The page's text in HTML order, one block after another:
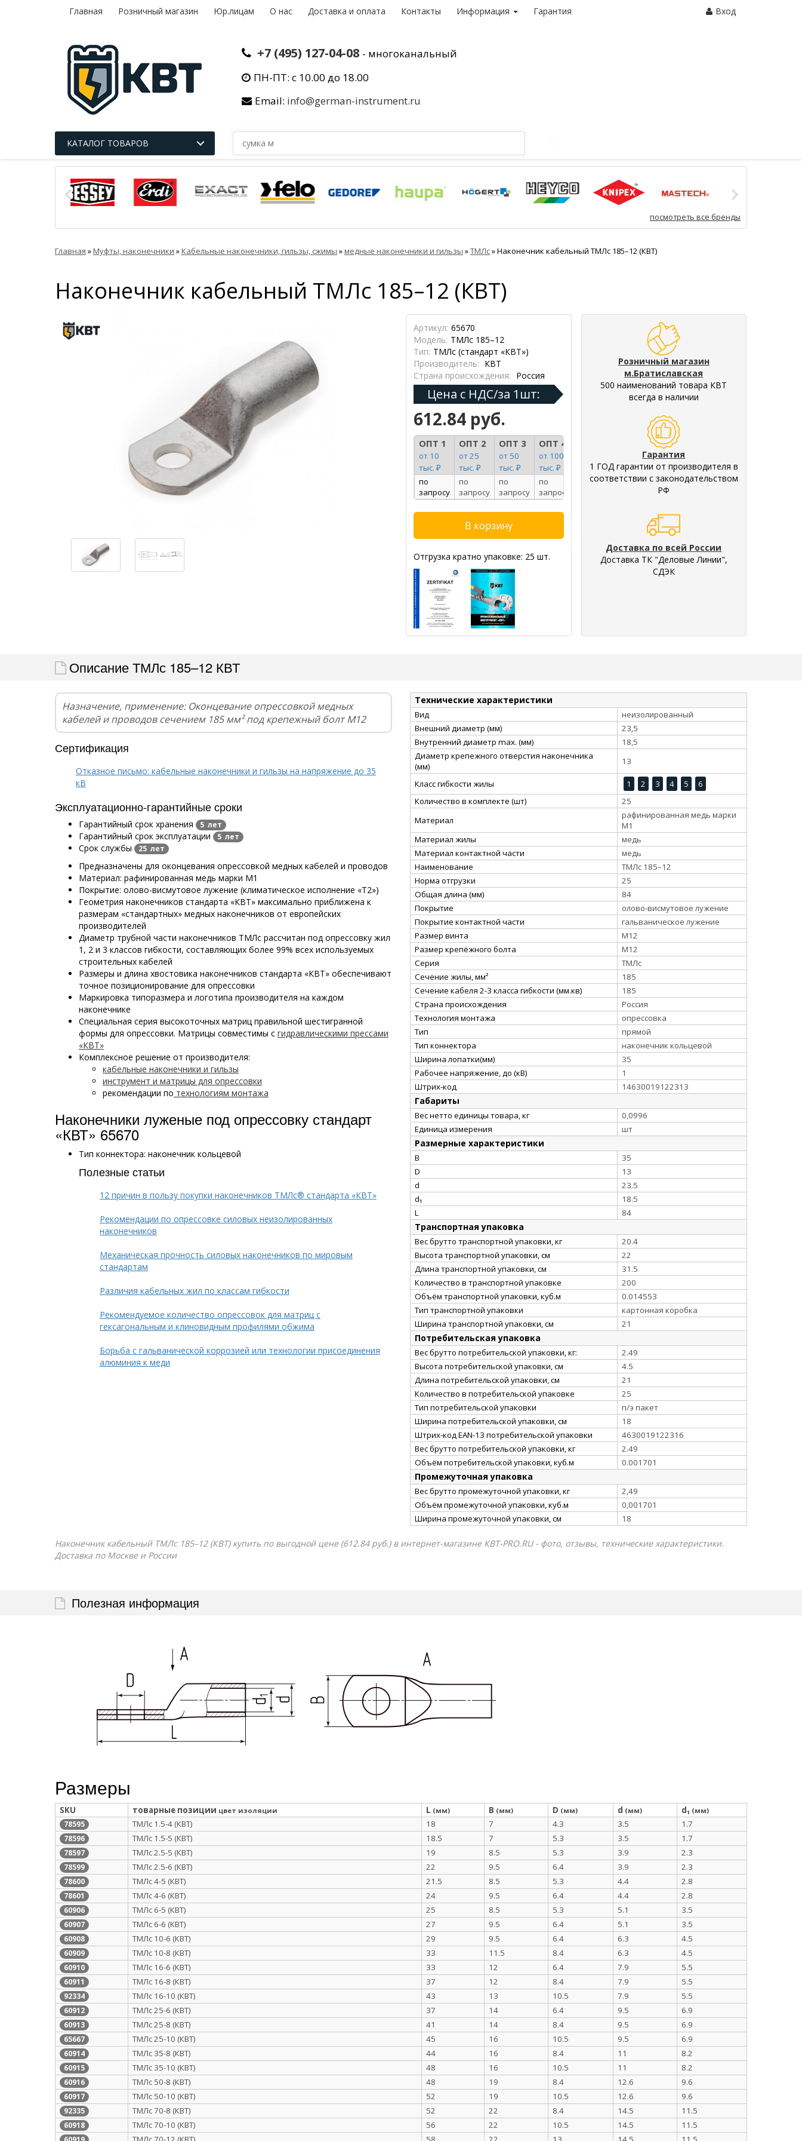
Главная Розничный магазин Юр.лицам О нас Доставка и оплата Контакты Информация Гарантия Вход
+7 (495) 127-04-08 - многоканальный
ПН-ПТ: с 10.00 до 18.00
Email: info@german-instrument.ru
КАТАЛОГ ТОВАРОВ
посмотреть все бренды
Главная »Муфты, наконечники »Кабельные наконечники, гильзы, сжимы »медные наконечники и гильзы »ТМЛс»Наконечник кабельный ТМЛс 185–12 (КВТ)
Наконечник кабельный ТМЛс 185–12 (КВТ)
Артикул: 65670
Модель: ТМЛс 185–12
Тип: ТМЛс (стандарт «КВТ»)
Производитель: КВТ
Страна происхождения: Россия
Цена с НДС/за 1шт:
612.84 руб.
ОПТ 1
от 10
тыс. ₽
ОПТ 2
от 25
тыс. ₽
ОПТ 3
от 50
тыс. ₽
ОПТ 4
от 100
тыс. ₽
по
запросу
по
запросу
по
запросу
по
запросу
Отгрузка кратно упаковке: 25 шт.
Розничный магазин
м.Братиславская
500 наименований товара КВТ
всегда в наличии
Гарантия
1 ГОД гарантии от производителя в
соответствии с законодательством
РФ
Доставка по всей России
Доставка ТК "Деловые Линии",
СДЭК
Описание ТМЛс 185–12 КВТ
Назначение, применение: Оконцевание опрессовкой медных
кабелей и проводов сечением 185 мм² под крепежный болт М12
Сертификация
Отказное письмо: кабельные наконечники и гильзы на напряжение до 35
кВ
Эксплуатационно-гарантийные сроки
Гарантийный срок хранения 5 лет
Гарантийный срок эксплуатации 5 лет
Срок службы 25 лет
Предназначены для оконцевания опрессовкой медных кабелей и проводов
Материал: рафинированная медь марки М1
Покрытие: олово-висмутовое лужение (климатическое исполнение «Т2»)
Геометрия наконечников стандарта «КВТ» максимально приближена к
размерам «стандартных» медных наконечников от европейских
производителей
Диаметр трубной части наконечников ТМЛс рассчитан под опрессовку жил
1, 2 и 3 классов гибкости, составляющих более 99% всех используемых
строительных кабелей
Размеры и длина хвостовика наконечников стандарта «КВТ» обеспечивают
точное позиционирование для опрессовки
Маркировка типоразмера и логотипа производителя на каждом
наконечнике
Специальная серия высокоточных матриц правильной шестигранной
формы для опрессовки. Матрицы совместимы с гидравлическими прессами
«КВТ»
Комплексное решение от производителя:
кабельные наконечники и гильзы
инструмент и матрицы для опрессовки
рекомендации по технологиям монтажа
Наконечники луженые под опрессовку стандарт
«КВТ» 65670
Тип коннектора: наконечник кольцевой
Полезные статьи
12 причин в пользу покупки наконечников ТМЛс® стандарта «КВТ»
Рекомендации по опрессовке силовых неизолированных
наконечников
Механическая прочность силовых наконечников по мировым
стандартам
Различия кабельных жил по классам гибкости
Рекомендуемое количество опрессовок для матриц с
гексагональным и клиновидным профилями обжима
Борьба с гальванической коррозией или технологии присоединения
алюминия к меди
Технические характеристики
Вид
неизолированный
Внешний диаметр (мм)
23,5
Внутренний диаметр max. (мм)
18,5
Диаметр крепежного отверстия наконечника
(мм)
13
Класс гибкости жилы 1 2 3 4 5
6
Количество в комплекте (шт)
25
Материал
рафинированная медь марки
М1
Материал жилы
медь
Материал контактной части
медь
Наименование
ТМЛс 185–12
Норма отгрузки
25
Общая длина (мм)
84
Покрытие
олово-висмутовое лужение
Покрытие контактной части
гальваническое лужение
Размер винта
М12
Размер крепёжного болта
М12
Серия
ТМЛс
Сечение жилы, мм²
185
Сечение кабеля 2-3 класса гибкости (мм.кв)
185
Страна происхождения
Россия
Технология монтажа
опрессовка
Тип
прямой
Тип коннектора
наконечник кольцевой
Ширина лопатки(мм)
35
Рабочее напряжение, до (кВ)
1
Штрих-код
14630019122313
Габариты
Вес нетто единицы товара, кг
0,0996
Единица измерения
шт
Размерные характеристики
B
35
D
13
d
23.5
d₁
18.5
L
84
Транспортная упаковка
Вес брутто транспортной упаковки, кг
20.4
Высота транспортной упаковки, см
22
Длина транспортной упаковки, см
31.5
Количество в транспортной упаковке
200
Объём транспортной упаковки, куб.м
0.014553
Тип транспортной упаковки
картонная коробка
Ширина транспортной упаковки, см
21
Потребительская упаковка
Вес брутто потребительской упаковки, кг:
2.49
Высота потребительской упаковки, см
4.5
Длина потребительской упаковки, см
21
Количество в потребительской упаковке
25
Тип потребительской упаковки
п/э пакет
Ширина потребительской упаковки, см
18
Штрих-код EAN-13 потребительской упаковки
4630019122316
Вес брутто потребительской упаковки, кг
2.49
Объём потребительской упаковки, куб.м
0.001701
Промежуточная упаковка
Вес брутто промежуточной упаковки, кг
2,49
Объём промежуточной упаковки, куб.м
0,001701
Ширина промежуточной упаковки, см
18
Наконечник кабельный ТМЛс 185–12 (КВТ) купить по выгодной цене (612.84 руб.) в интернет-магазине КВТ-PRO.RU - фото, отзывы, технические характеристики.
Доставка по Москве и России
Полезная информация
Размеры
SKU товарные позиции цвет изоляции L (мм) B (мм) D (мм) d (мм) d₁ (мм)
78595 ТМЛс 1.5-4 (КВТ) 18 7 4.3 3.5 1.7
78596 ТМЛс 1.5-5 (КВТ) 18.5 7 5.3 3.5 1.7
78597 ТМЛс 2.5-5 (КВТ) 19 8.5 5.3 3.9 2.3
78599 ТМЛс 2.5-6 (КВТ) 22 9.5 6.4 3.9 2.3
78600 ТМЛс 4-5 (КВТ) 21.5 8.5 5.3 4.4 2.8
78601 ТМЛс 4-6 (КВТ) 24 9.5 6.4 4.4 2.8
60906 ТМЛс 6-5 (КВТ) 25 8.5 5.3 5.1 3.5
60907 ТМЛс 6-6 (КВТ) 27 9.5 6.4 5.1 3.5
60908 ТМЛс 10-6 (КВТ) 29 9.5 6.4 6.3 4.5
60909 ТМЛс 10-8 (КВТ) 33 11.5 8.4 6.3 4.5
60910 ТМЛс 16-6 (КВТ) 33 12 6.4 7.9 5.5
60911 ТМЛс 16-8 (КВТ) 37 12 8.4 7.9 5.5
92334 ТМЛс 16-10 (КВТ) 43 13 10.5 7.9 5.5
60912 ТМЛс 25-6 (КВТ) 37 14 6.4 9.5 6.9
60913 ТМЛс 25-8 (КВТ) 41 14 8.4 9.5 6.9
65667 ТМЛс 25-10 (КВТ) 45 16 10.5 9.5 6.9
60914 ТМЛс 35-8 (КВТ) 44 16 8.4 11 8.2
60915 ТМЛс 35-10 (КВТ) 48 16 10.5 11 8.2
60916 ТМЛс 50-8 (КВТ) 48 19 8.4 12.6 9.6
60917 ТМЛс 50-10 (КВТ) 52 19 10.5 12.6 9.6
92335 ТМЛс 70-8 (КВТ) 52 22 8.4 14.5 11.5
60918 ТМЛс 70-10 (КВТ) 56 22 10.5 14.5 11.5